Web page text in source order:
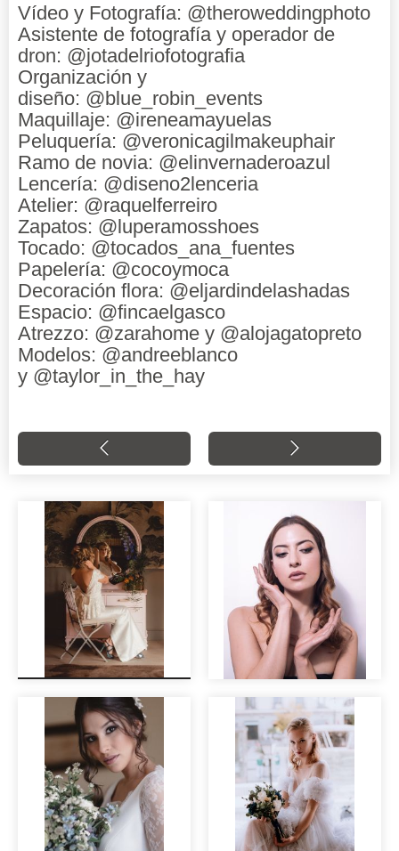
Vídeo y Fotografía: @theroweddingphoto
Asistente de fotografía y operador de
dron: @jotadelriofotografia
Organización y
diseño: @blue_robin_events
Maquillaje: @ireneamayuelas
Peluquería: @veronicagilmakeuphair
Ramo de novia: @elinvernaderoazul
Lencería: @diseno2lenceria
Atelier: @raquelferreiro
Zapatos: @luperamosshoes
Tocado: @tocados_ana_fuentes
Papelería: @cocoymoca
Decoración flora: @eljardindelashadas
Espacio: @fincaelgasco
Atrezzo: @zarahome y @alojagatopreto
Modelos: @andreeblanco
y @taylor_in_the_hay
El Tocador,
preparativos con
encanto